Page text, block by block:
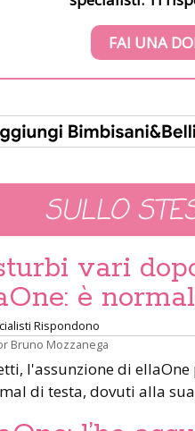
FAI UNA
SULLO
vari
è
Rispondono
Bruno Mozzanega
l'assunzione di
di testa, dovuti alla